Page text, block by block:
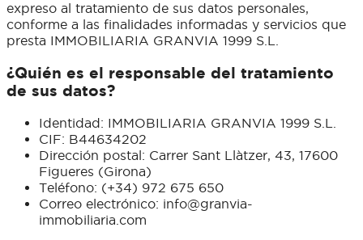
expreso al tratamiento de sus datos personales,
conforme a las finalidades informadas y servicios que
presta IMMOBILIARIA GRANVIA 1999 S.L.
¿Quién es el responsable del tratamiento
de sus datos?
Identidad: IMMOBILIARIA GRANVIA 1999 S.L.
CIF: B44634202
Dirección postal: Carrer Sant Llàtzer, 43, 17600
Figueres (Girona)
Teléfono: (+34) 972 675 650
Correo electrónico: info@granvia-
immobiliaria.com